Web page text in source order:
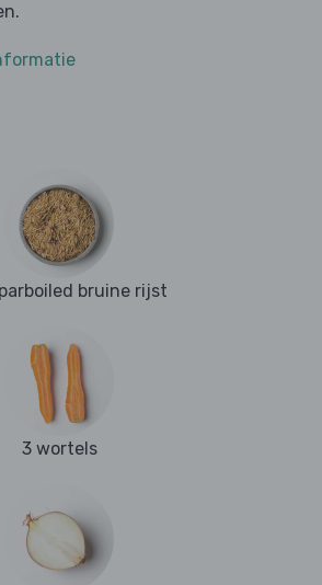
bruine rijst
3 wortels